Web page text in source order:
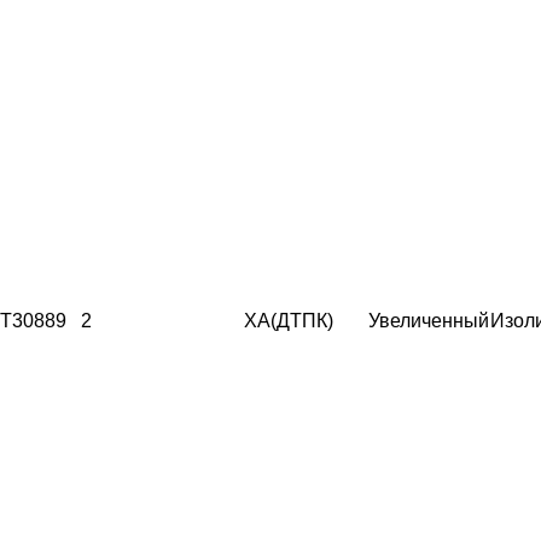
T30889 2 ХА(ДТПК) Увеличенный